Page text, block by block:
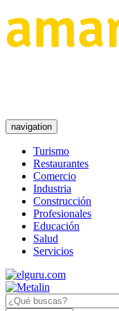
navigation
Turismo
Restaurantes
Comercio
Industria
Construcción
Profesionales
Educación
Salud
Servicios